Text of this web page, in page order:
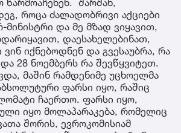
წარმოაჩენენ. შარშან,
როცა ძალადობრივი აქციები
მინისტრი და მე მზად ვიყავით,
დაესახელებინათ,
იქნებოდნენ და გვესაუბრა, რა
28 ნოემბერს რა შევწყვიტეთ.
მაშინ რამდენიმე უცხოელმა
ფარსი იყო, რაშიც
ჩაერთო. ფარსი იყო,
იყო მოლაპარაკება, რომელიც
შორის, ევროკომისიამ